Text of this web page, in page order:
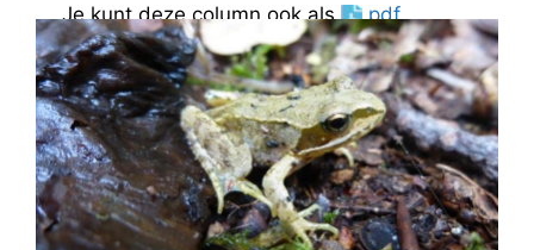
Je kunt deze column ook als
pdf
downloaden.